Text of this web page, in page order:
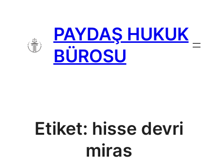
PAYDAŞ HUKUK
BÜROSU
Etiket: hisse devri
miras